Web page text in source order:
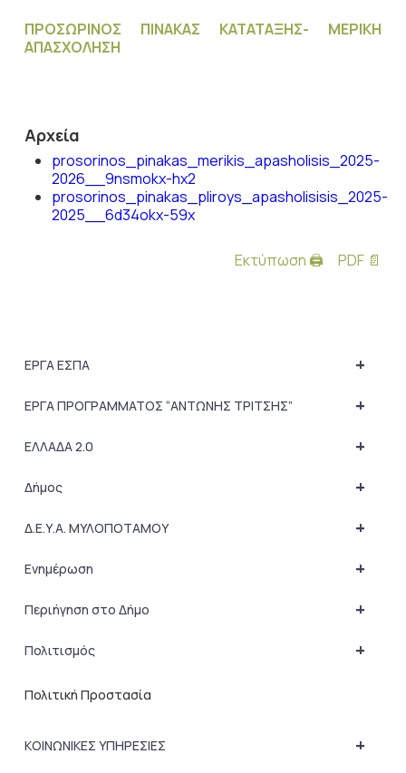
ΠΡΟΣΩΡΙΝΟΣ ΠΙΝΑΚΑΣ ΚΑΤΑΤΑΞΗΣ- ΜΕΡΙΚΗ
ΑΠΑΣΧΟΛΗΣΗ
Αρχεία
prosorinos_pinakas_merikis_apasholisis_2025-
2026__9nsmokx-hx2
prosorinos_pinakas_pliroys_apasholisisis_2025-
2025__6d34okx-59x
Εκτύπωση 🖨 PDF 📄
+
ΕΡΓΑ ΕΣΠΑ
+
ΕΡΓΑ ΠΡΟΓΡΑΜΜΑΤΟΣ “ΑΝΤΩΝΗΣ ΤΡΙΤΣΗΣ”
+
ΕΛΛΑΔΑ 2.0
+
Δήμος
+
Δ.Ε.Υ.Α. ΜΥΛΟΠΟΤΑΜΟΥ
+
Ενημέρωση
+
Περιήγηση στο Δήμο
+
Πολιτισμός
Πολιτική Προστασία
+
ΚΟΙΝΩΝΙΚΕΣ ΥΠΗΡΕΣΙΕΣ